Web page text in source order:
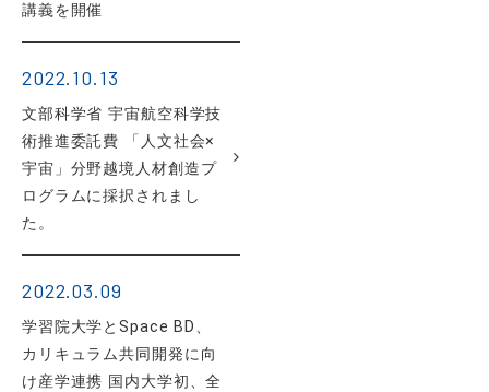
講義を開催
2022.10.13
文部科学省 宇宙航空科学技
術推進委託費 「人文社会×
宇宙」分野越境人材創造プ
ログラムに採択されまし
た。
2022.03.09
学習院大学とSpace BD、
カリキュラム共同開発に向
け産学連携 国内大学初、全